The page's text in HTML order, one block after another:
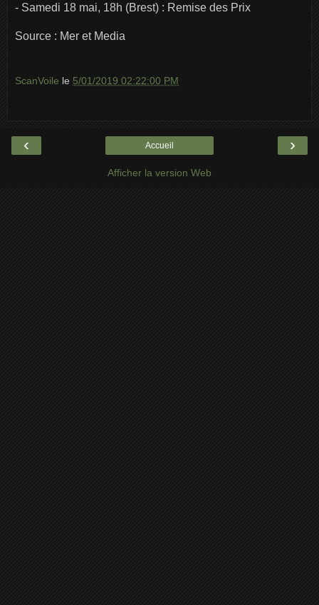
- Samedi 18 mai, 18h (Brest) : Remise des Prix
Source : Mer et Media
ScanVoile le 5/01/2019 02:22:00 PM
‹ ›
Accueil
Afficher la version Web